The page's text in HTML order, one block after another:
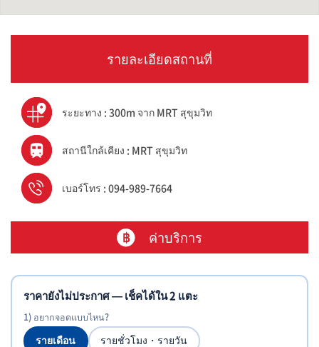
รายละเอียดสถานที่
ระยะทาง : 300m จาก MRT สุขุมวิท
สถานีใกล้เคียง : MRT สุขุมวิท
เบอร์โทร : 094-989-7664
ค่าบริการ
ราคายังไม่ประกาศ — เช็คได้ใน 2 แตะ
1) อยากจอดแบบไหน?
รายเดือน รายชั่วโมง・รายวัน